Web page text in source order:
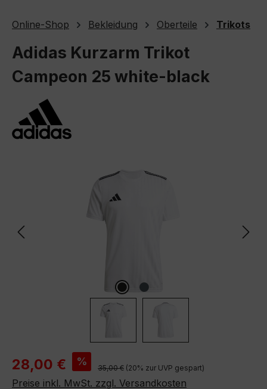
Online-Shop Bekleidung Oberteile Trikots
Adidas Kurzarm Trikot
Campeon 25 white-black
Bildergalerie überspringen
Verkaufspreis:
28,00 € % Regulärer Preis:
35,00 € (20% zur UVP gespart)
Preise inkl. MwSt. zzgl. Versandkosten